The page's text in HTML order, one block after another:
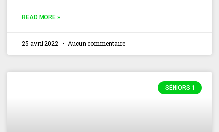
READ MORE »
25 avril 2022 Aucun commentaire
SÉNIORS 1